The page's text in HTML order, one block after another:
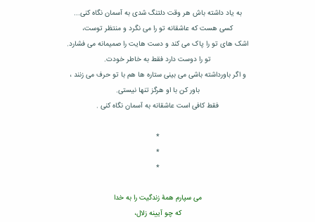
به یاد داشته باش هر وقت دلتنگ شدی به آسمان نگاه کنی...
کسی هست که عاشقانه تو را می نگرد و منتظر توست،
اشک های تو را پاک می کند و دست هایت را صمیمانه می فشارد.
تو را دوست دارد فقط به خاطر خودت.
و اگر باورداشته باشی می بینی ستاره ها هم با تو حرف می زنند ،
باور کن با او هرگز تنها نیستی.
فقط کافی است عاشقانه به آسمان نگاه کنی .
*
*
*
می سپارم همۀ زندگیت را به خدا
که چو آیینه زلال،